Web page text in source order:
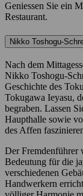
Geniessen Sie ein
Restaurant.
Nikko Toshogu-
Nach dem
Nikko Toshogu-
Geschichte des
Tokugawa Ieyasu,
begraben. Lassen
Haupthalle sowie
des Affen
Der Fremdenführer
Bedeutung für die
verschiedenen
Handwerkern